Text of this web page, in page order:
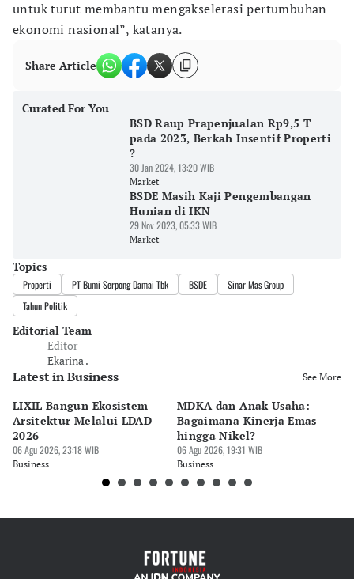
untuk turut membantu mengakselerasi pertumbuhan
ekonomi nasional”, katanya.
Share Article
Curated For You
BSD Raup Prapenjualan Rp9,5 T
pada 2023, Berkah Insentif Properti
?
30 Jan 2024, 13:20 WIB
Market
BSDE Masih Kaji Pengembangan
Hunian di IKN
29 Nov 2023, 05:33 WIB
Market
Topics
Properti PT Bumi Serpong Damai Tbk BSDE
Sinar Mas Group
Tahun Politik
Editorial Team
Editor
Ekarina .
Latest in Business See More
LIXIL Bangun Ekosistem
Arsitektur Melalui LDAD
2026
06 Agu 2026, 23:18 WIB
Business
MDKA dan Anak Usaha:
Bagaimana Kinerja Emas
hingga Nikel?
06 Agu 2026, 19:31 WIB
Business